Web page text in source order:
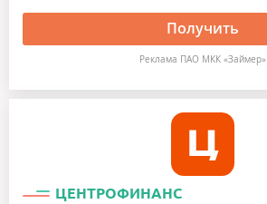
Получить
Реклама ПАО МКК «Займер»
ЦЕНТРОФИНАНС